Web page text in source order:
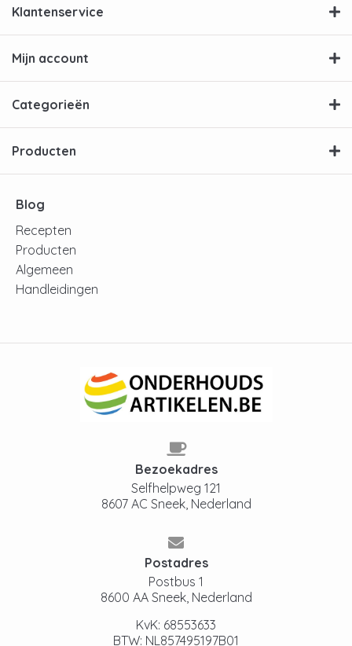
Klantenservice
Mijn account
Categorieën
Producten
Blog
Recepten
Producten
Algemeen
Handleidingen
Bezoekadres
Selfhelpweg 121
8607 AC Sneek, Nederland
Postadres
Postbus 1
8600 AA Sneek, Nederland
KvK: 68553633
BTW: NL857495197B01